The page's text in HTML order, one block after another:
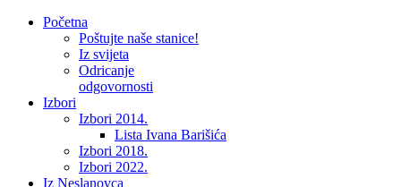
Početna
Poštujte naše stanice!
Iz svijeta
Odricanje
odgovornosti
Izbori
Izbori 2014.
Lista Ivana Barišića
Izbori 2018.
Izbori 2022.
Iz Neslanovca